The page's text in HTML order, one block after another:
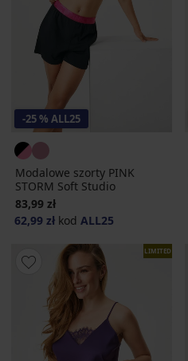
-25 % ALL25
Modalowe szorty PINK
STORM Soft Studio
83,99 zł
62,99 zł kod ALL25
LIMITED